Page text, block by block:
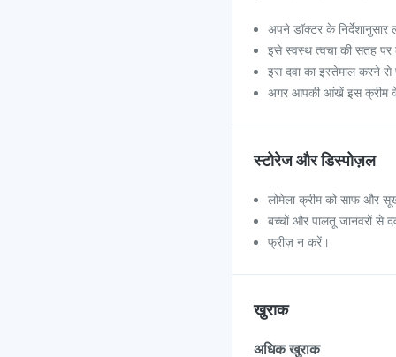
अपने डॉक्टर के
इसे स्वस्थ त्वचा की सतह
इस दवा का इस्तेमाल करने
अगर आपकी आंखें इस क्रीम के
स्टोरेज और डिस्पोज़ल
लोमेला क्रीम को साफ और
बच्चों और पालतू जानवरों से
फ्रीज़ न करें।
खुराक
अधिक खुराक